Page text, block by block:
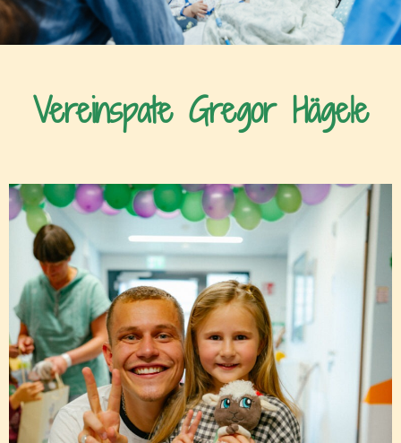
Vereinspate Gregor Hägele